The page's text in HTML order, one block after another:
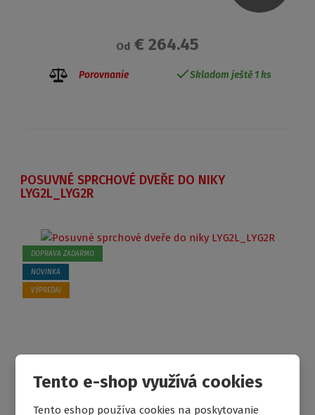
Tento e-shop využívá cookies
Tento eshop používa cookies na poskytovanie
Od € 264.45
Porovnanie Skladom ještě 1 ks
POSUVNÉ SPRCHOVÉ DVEŘE DO NIKY
LYG2L_LYG2R
DOPRAVA ZADARMO
NOVINKA
VÝPREDAJ